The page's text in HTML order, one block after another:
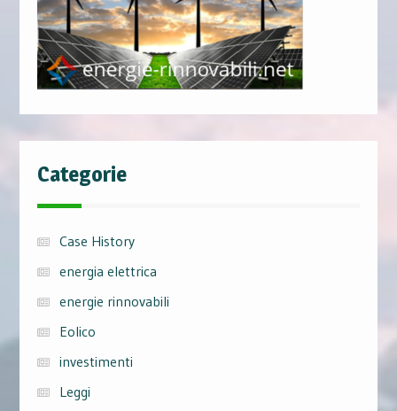
Categorie
Case History
energia elettrica
energie rinnovabili
Eolico
investimenti
Leggi